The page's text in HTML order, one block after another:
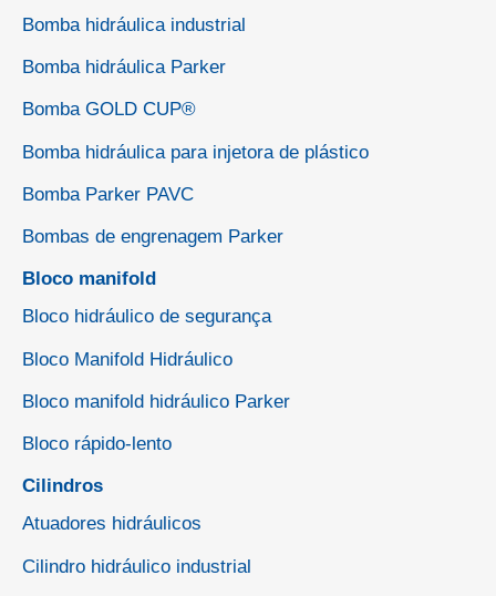
Bomba hidráulica industrial
Bomba hidráulica Parker
Bomba GOLD CUP®
Bomba hidráulica para injetora de plástico
Bomba Parker PAVC
Bombas de engrenagem Parker
Bloco manifold
Bloco hidráulico de segurança
Bloco Manifold Hidráulico
Bloco manifold hidráulico Parker
Bloco rápido-lento
Cilindros
Atuadores hidráulicos
Cilindro hidráulico industrial